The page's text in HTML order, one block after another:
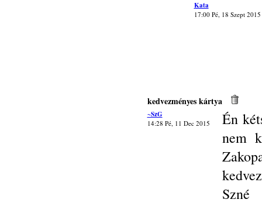
Kata
17:00 Pé, 18 Szept 2015
kedvezményes kártya
~SzG
14:28 Pé, 11 Dec 2015
Én
nem
Szné